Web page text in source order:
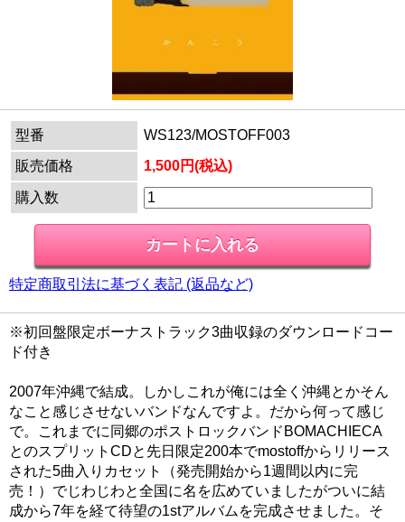
型番
WS123/MOSTOFF003
販売価格
1,500円(税込)
購入数
特定商取引法に基づく表記 (返品など)
※初回盤限定ボーナストラック3曲収録のダウンロードコー
ド付き
2007年沖縄で結成。しかしこれが俺には全く沖縄とかそん
なこと感じさせないバンドなんですよ。だから何って感じ
で。これまでに同郷のポストロックバンドBOMACHIECA
とのスプリットCDと先日限定200本でmostoffからリリース
された5曲入りカセット（発売開始から1週間以内に完
売！）でじわじわと全国に名を広めていましたがついに結
成から7年を経て待望の1stアルバムを完成させました。そ